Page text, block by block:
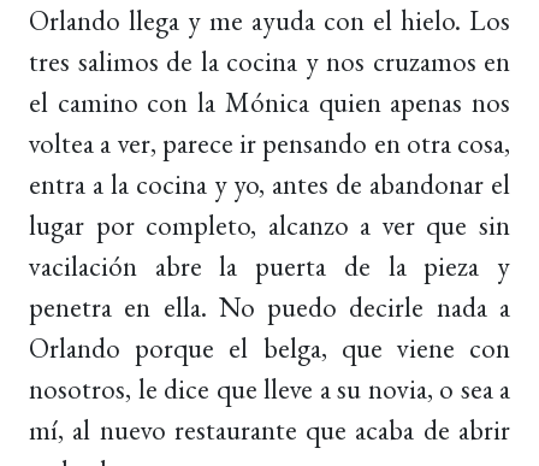
Orlando llega y me ayuda con el hielo. Los
tres salimos de la cocina y nos cruzamos en
el camino con la Mónica quien apenas nos
voltea a ver, parece ir pensando en otra cosa,
entra a la cocina y yo, antes de abandonar el
lugar por completo, alcanzo a ver que sin
vacilación abre la puerta de la pieza y
penetra en ella. No puedo decirle nada a
Orlando porque el belga, que viene con
nosotros, le dice que lleve a su novia, o sea a
mí, al nuevo restaurante que acaba de abrir